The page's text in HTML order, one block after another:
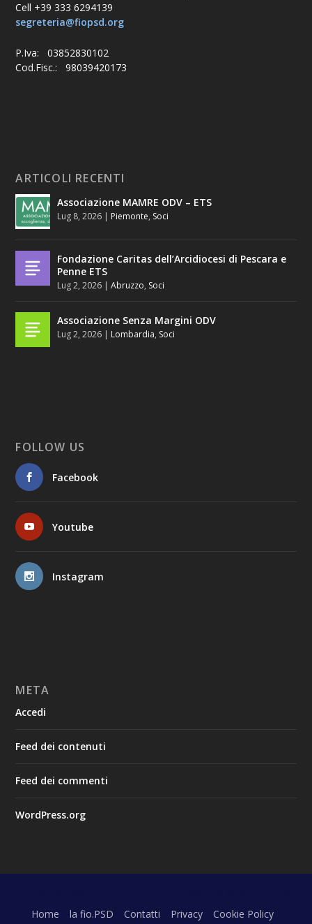
Cell +39 333 6294139
segreteria@fiopsd.org
P.Iva: 03852830102
Cod.Fisc.: 98039420173
ARTICOLI RECENTI
Associazione MAMRE ODV – ETS
Lug 8, 2026 | Piemonte, Soci
Fondazione Caritas dell’Arcidiocesi di Pescara e
Penne ETS
Lug 2, 2026 |Abruzzo, Soci
Associazione Senza Margini ODV
Lug 2, 2026 | Lombardia, Soci
FOLLOW US
Facebook
Youtube
Instagram
META
Accedi
Feed dei contenuti
Feed dei commenti
WordPress.org
Home la fio.PSD Contatti Privacy Cookie Policy